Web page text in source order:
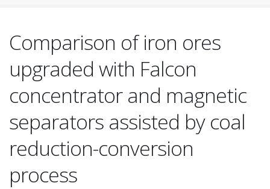
Comparison of iron ores
upgraded with Falcon
concentrator and magnetic
separators assisted by coal
reduction-conversion
process